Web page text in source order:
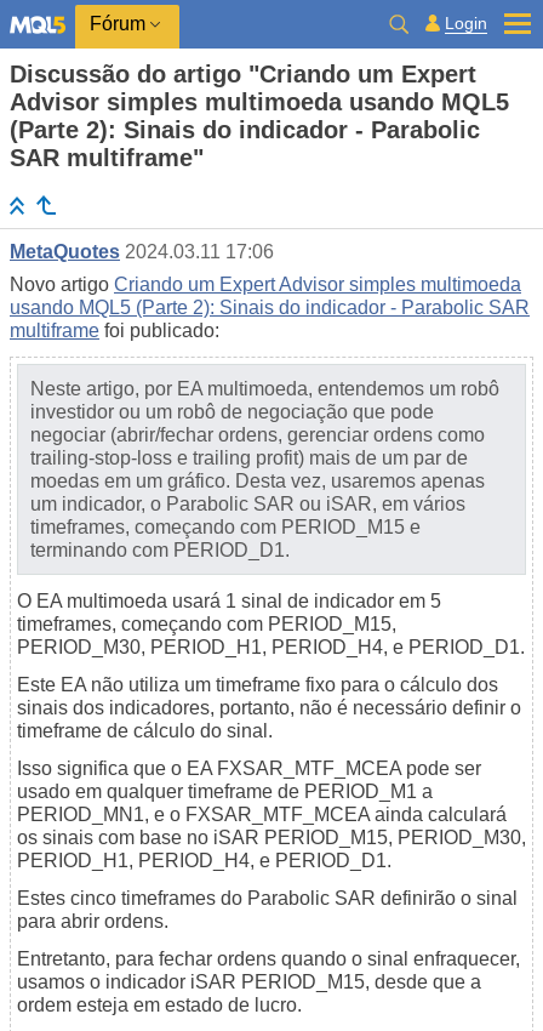
Fórum Login
Discussão do artigo "Criando um Expert
Advisor simples multimoeda usando MQL5
(Parte 2): Sinais do indicador - Parabolic
SAR multiframe"
MetaQuotes 2024.03.11 17:06
Novo artigo Criando um Expert Advisor simples multimoeda
usando MQL5 (Parte 2): Sinais do indicador - Parabolic SAR
multiframe foi publicado:
Neste artigo, por EA multimoeda, entendemos um robô
investidor ou um robô de negociação que pode
negociar (abrir/fechar ordens, gerenciar ordens como
trailing-stop-loss e trailing profit) mais de um par de
moedas em um gráfico. Desta vez, usaremos apenas
um indicador, o Parabolic SAR ou iSAR, em vários
timeframes, começando com PERIOD_M15 e
terminando com PERIOD_D1.
O EA multimoeda usará 1 sinal de indicador em 5
timeframes, começando com PERIOD_M15,
PERIOD_M30, PERIOD_H1, PERIOD_H4, e PERIOD_D1.
Este EA não utiliza um timeframe fixo para o cálculo dos
sinais dos indicadores, portanto, não é necessário definir o
timeframe de cálculo do sinal.
Isso significa que o EA FXSAR_MTF_MCEA pode ser
usado em qualquer timeframe de PERIOD_M1 a
PERIOD_MN1, e o FXSAR_MTF_MCEA ainda calculará
os sinais com base no iSAR PERIOD_M15, PERIOD_M30,
PERIOD_H1, PERIOD_H4, e PERIOD_D1.
Estes cinco timeframes do Parabolic SAR definirão o sinal
para abrir ordens.
Entretanto, para fechar ordens quando o sinal enfraquecer,
usamos o indicador iSAR PERIOD_M15, desde que a
ordem esteja em estado de lucro.